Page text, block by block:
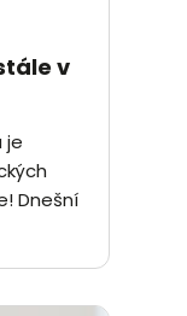
v
je
Dnešní